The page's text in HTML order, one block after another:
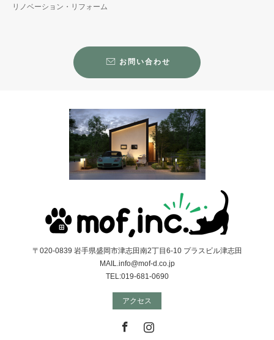
リノベーション・リフォーム
お問い合わせ
〒020-0839 岩手県盛岡市津志田南2丁目6-10 プラスビル津志田
MAIL.info@mof-d.co.jp
TEL:019-681-0690
アクセス